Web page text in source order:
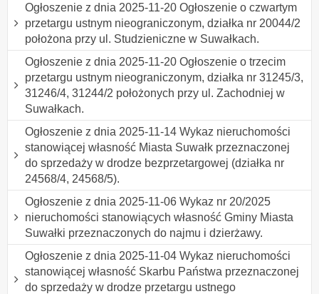
Ogłoszenie z dnia 2025-11-20 Ogłoszenie o czwartym
przetargu ustnym nieograniczonym, działka nr 20044/2
położona przy ul. Studzieniczne w Suwałkach.
Ogłoszenie z dnia 2025-11-20 Ogłoszenie o trzecim
przetargu ustnym nieograniczonym, działka nr 31245/3,
31246/4, 31244/2 położonych przy ul. Zachodniej w
Suwałkach.
Ogłoszenie z dnia 2025-11-14 Wykaz nieruchomości
stanowiącej własność Miasta Suwałk przeznaczonej
do sprzedaży w drodze bezprzetargowej (działka nr
24568/4, 24568/5).
Ogłoszenie z dnia 2025-11-06 Wykaz nr 20/2025
nieruchomości stanowiących własność Gminy Miasta
Suwałki przeznaczonych do najmu i dzierżawy.
Ogłoszenie z dnia 2025-11-04 Wykaz nieruchomości
stanowiącej własność Skarbu Państwa przeznaczonej
do sprzedaży w drodze przetargu ustnego